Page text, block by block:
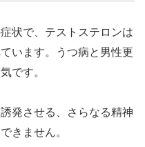
状で、テストステロンは
います。うつ病と男性更
です。
発させる、さらなる精神
きません。